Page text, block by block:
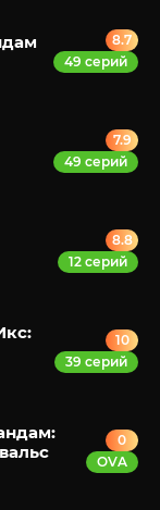
8.7
49 серий
7.9
49 серий
8.8
12 серий
10
39 серий
0
OVA